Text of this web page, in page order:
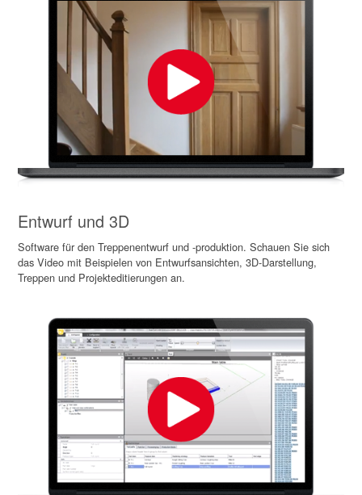
Entwurf und 3D
Software für den Treppenentwurf und -produktion. Schauen Sie sich
das Video mit Beispielen von Entwurfsansichten, 3D-Darstellung,
Treppen und Projekteditierungen an.